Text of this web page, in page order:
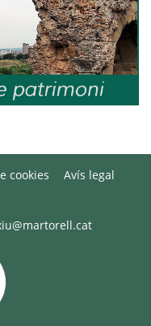
cookies
Avís legal